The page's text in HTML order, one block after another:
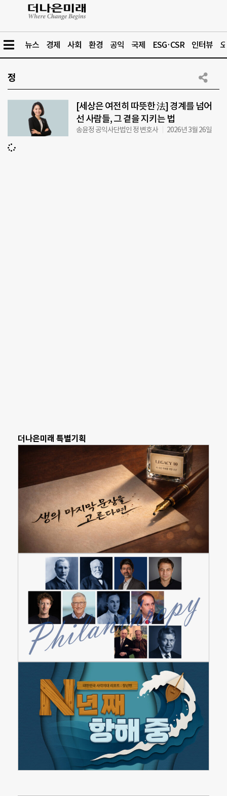
뉴스 경제 사회 환경 공익 국제 ESG·CSR 인터뷰
정
[세상은 여전히 따뜻한 法] 경계를 넘어
선 사람들, 그 곁을 지키는 법
송윤정 공익사단법인 정 변호사 2026년 3월 26일
더나은미래 특별기획